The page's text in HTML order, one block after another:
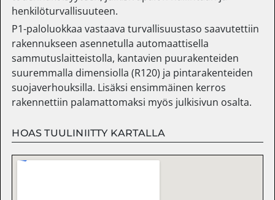
henkilöturvallisuuteen.
P1-paloluokkaa vastaava turvallisuustaso saavutettiin
rakennukseen asennetulla automaattisella
sammutuslaitteistolla, kantavien puurakenteiden
suuremmalla dimensiolla (R120) ja pintarakenteiden
suojaverhouksilla. Lisäksi ensimmäinen kerros
rakennettiin palamattomaksi myös julkisivun osalta.
HOAS TUULINIITTY KARTALLA